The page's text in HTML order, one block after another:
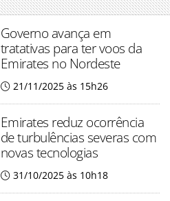
Governo avança em
tratativas para ter voos da
Emirates no Nordeste
21/11/2025 às 15h26
Emirates reduz ocorrência
de turbulências severas com
novas tecnologias
31/10/2025 às 10h18